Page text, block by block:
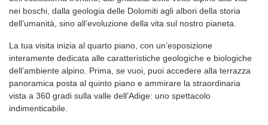
nei boschi, dalla geologia delle Dolomiti agli albori della storia
dell’umanità, sino all’evoluzione della vita sul nostro pianeta.
La tua visita inizia al quarto piano, con un’esposizione
interamente dedicata alle caratteristiche geologiche e biologiche
dell’ambiente alpino. Prima, se vuoi, puoi accedere alla terrazza
panoramica posta al quinto piano e ammirare la straordinaria
vista a 360 gradi sulla valle dell’Adige: uno spettacolo
indimenticabile.